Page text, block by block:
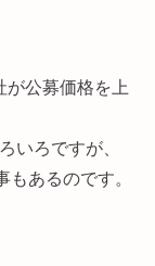
が公募価格を上
いろですが、
あるのです。